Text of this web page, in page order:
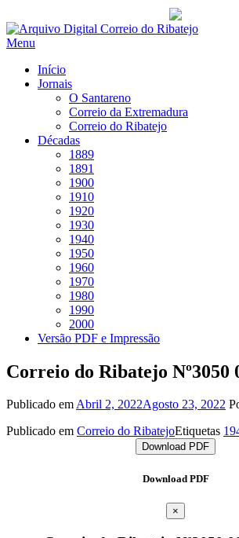
Saltar
para
Menu
Início
Jornais
O Santareno
Correio da Extremadura
Correio do Ribatejo
Décadas
1889
1891
1900
1910
1920
1930
1940
1950
1960
1970
1980
1990
2000
Versão PDF e Impressão
Correio do Ribatejo Nº3050
Publicado emAbril 2, 2022Agosto 23, 2022
Publicado em Correio do RibatejoEtiquetas
Download PDF
Download PDF
×